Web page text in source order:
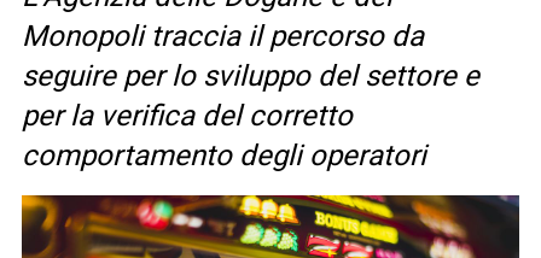
Monopoli traccia il percorso da
seguire per lo sviluppo del settore e
per la verifica del corretto
comportamento degli operatori